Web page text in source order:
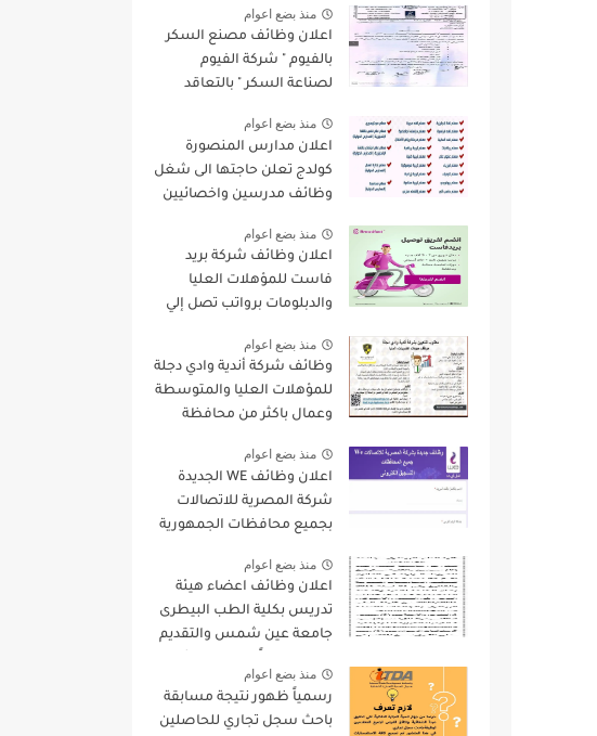
منذ بضع اعوام
اعلان وظائف مصنع السكر
بالفيوم " شركة الفيوم
لصناعة السكر " بالتعاقد
منذ بضع اعوام
اعلان مدارس المنصورة
كولدج تعلن حاجتها الى شغل
وظائف مدرسين واخصائيين
التخصصات للعام الدراسى
الجديد 2022 / 2023
منذ بضع اعوام
اعلان وظائف شركة بريد
فاست للمؤهلات العليا
والدبلومات برواتب تصل إلي
منذ بضع اعوام
وظائف شركة أندية وادي دجلة
للمؤهلات العليا والمتوسطة
وعمال باكثر من محافظة
منذ بضع اعوام
اعلان وظائف WE الجديدة
شركة المصرية للاتصالات
بجميع محافظات الجمهورية
منذ بضع اعوام
اعلان وظائف اعضاء هيئة
تدريس بكلية الطب البيطرى
جامعة عين شمس والتقديم
الاعلان
منذ بضع اعوام
رسمياً ظهور نتيجة مسابقة
باحث سجل تجاري للحاصلين